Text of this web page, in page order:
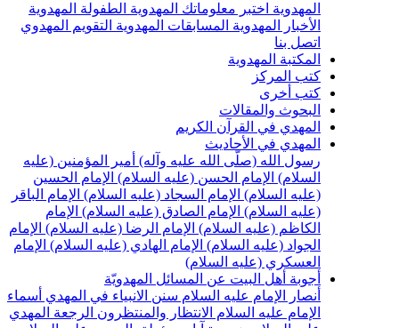
اختبر معلوماتك المهدويةالطفولة المهدوية
المهدويةالمسابقات المهدويةالتقويم المهدوي
المهدوية
والمقالات
في القرآن الكريم
في الأحاديث
الله (صلّى الله عليه وآله) أمير المؤمنين (عليه
الإمام الحسن (عليه السلام) الإمام الحسين
الإمام السجاد (عليه السلام) الإمام الباقر
الإمام الصادق (عليه السلام) الإمام
(عليه السلام) الإمام الرضا (عليه السلام) الإمام
(عليه السلام) الإمام الهادي (عليه السلام) الإمام
(عليه السلام)
أهل البيت عن المسائل المهدويّة
الإمام عليه السلامسنن الانبياء في المهديأسماء
عليه السلامالانتظار والمنتظرونالرجعةالمهدي